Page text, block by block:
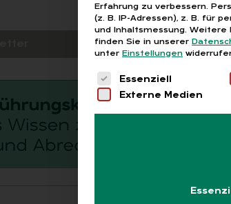
Erfahrung zu verbessern.
(z. B. IP-Adressen), z. B. für
und Inhaltsmessung. Weitere
finden Sie in unserer
unter Einstellungen
Es folgt eine Liste der
Essenziell
Externe Medien